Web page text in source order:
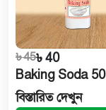
৳ 45৳ 40
Baking Soda
বিস্তারিত দেখুন